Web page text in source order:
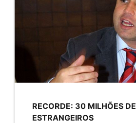
RECORDE: 30 MILHÕES DE
ESTRANGEIROS